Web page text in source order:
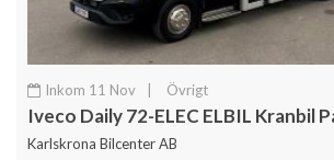
Inkom 11 Nov Övrigt
Karlskrona Bilcenter AB